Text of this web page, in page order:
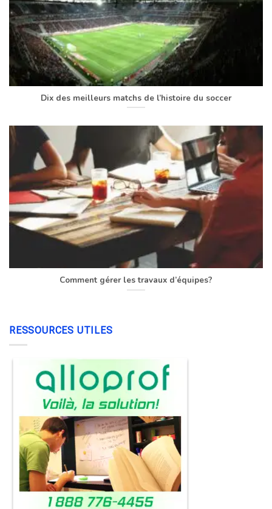
Dix des meilleurs matchs de l’histoire du soccer
Comment gérer les travaux d’équipes?
RESSOURCES UTILES